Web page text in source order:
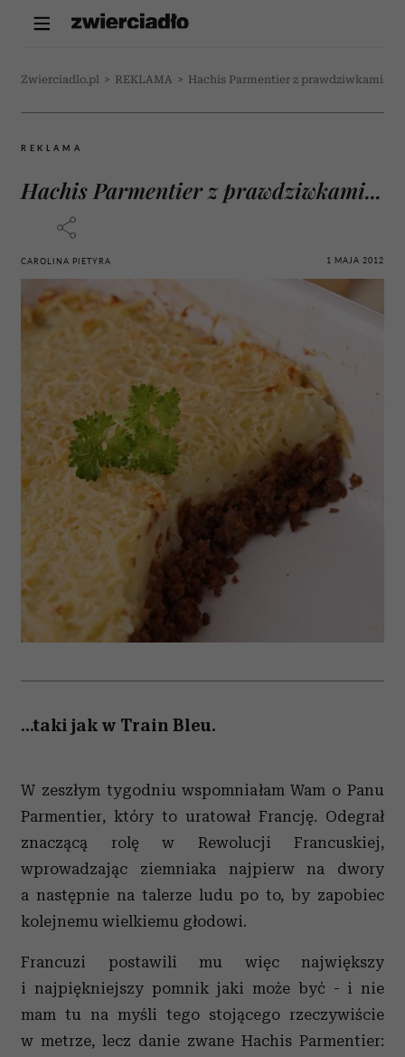
Zwierciadlo.pl > REKLAMA > Hachis Parmentier z prawdziwkami...
REKLAMA
Hachis Parmentier z prawdziwkami...
CAROLINA PIETYRA 1 MAJA 2012
...taki jak w Train Bleu.
W zeszłym tygodniu wspomniałam Wam o Panu
Parmentier, który to uratował Francję. Odegrał
znaczącą rolę w Rewolucji Francuskiej,
wprowadzając ziemniaka najpierw na dwory
a następnie na talerze ludu po to, by zapobiec
kolejnemu wielkiemu głodowi.
Francuzi postawili mu więc największy
i najpiękniejszy pomnik jaki może być - i nie
mam tu na myśli tego stojącego rzeczywiście
w metrze, lecz danie zwane Hachis Parmentier: